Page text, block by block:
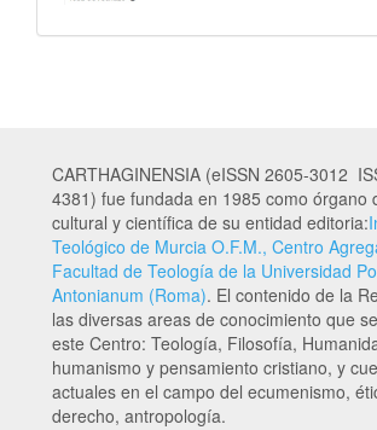
CARTHAGINENSIA (eISSN 2605-3012
4381) fue fundada en 1985 como órgano
cultural y científica de su entidad editoria:
Teológico de Murcia O.F.M., Centro
Facultad de Teología de la Universidad
Antonianum (Roma). El contenido de la
las diversas areas de conocimiento que
este Centro: Teología, Filosofía,
humanismo y pensamiento cristiano, y
actuales en el campo del ecumenismo,
derecho, antropología.